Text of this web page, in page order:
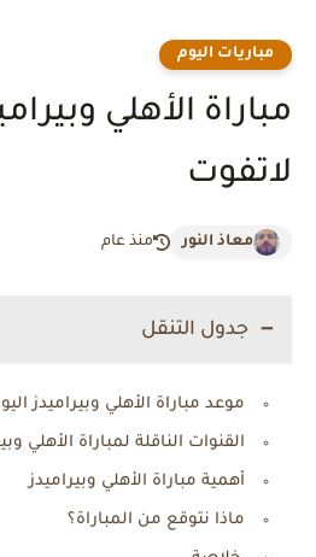
مباريات اليوم
مباراة الأهلي
لاتفوت
معاذ النور منذ عام
جدول التنقل
موعد مباراة الأهلي وبيراميدز
القنوات الناقلة لمباراة الأهلي
أهمية مباراة الأهلي وبيراميدز
ماذا نتوقع من المباراة؟